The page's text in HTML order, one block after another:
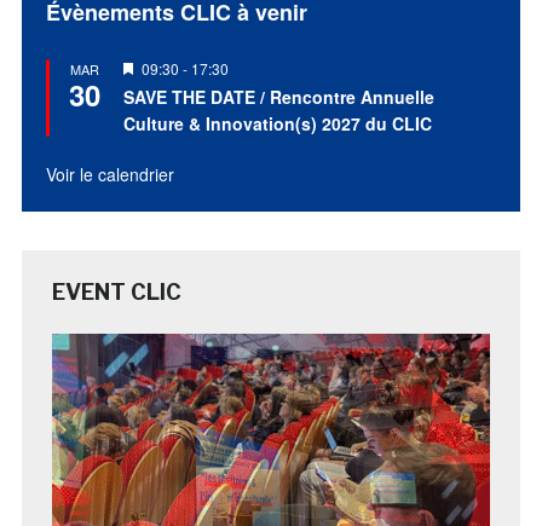
Évènements CLIC à venir
MAR
30
Mis
en
avant
09:30 - 17:30
SAVE THE DATE / Rencontre Annuelle
Culture & Innovation(s) 2027 du CLIC
Voir le calendrier
EVENT CLIC